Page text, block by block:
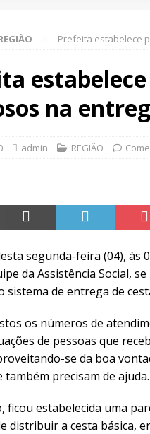
Prefeita estabelece
na
admin REGIÃO
segunda-feira (04),
da Assistência Social,
sistema de entrega de
os números de
de pessoas que
se da boa
também precisam de ajuda.
ficou estabelecida uma
distribuir a cesta básica,